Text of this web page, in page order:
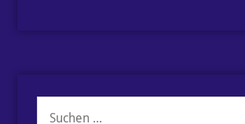
Suche